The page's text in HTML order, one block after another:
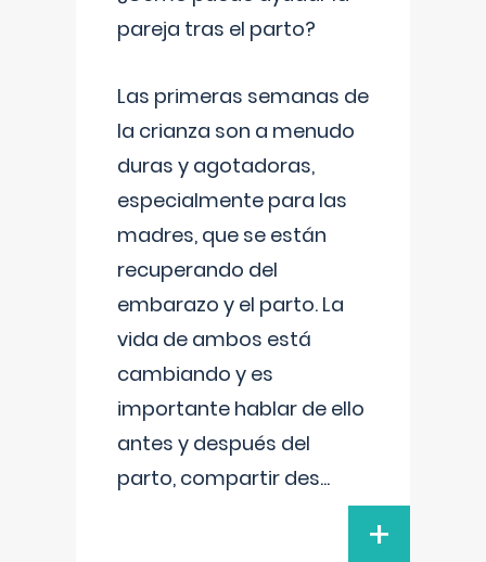
pareja tras el parto?
Las primeras semanas de
la crianza son a menudo
duras y agotadoras,
especialmente para las
madres, que se están
recuperando del
embarazo y el parto. La
vida de ambos está
cambiando y es
importante hablar de ello
antes y después del
parto, compartir des...
+